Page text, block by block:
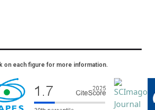
on each figure for more information.